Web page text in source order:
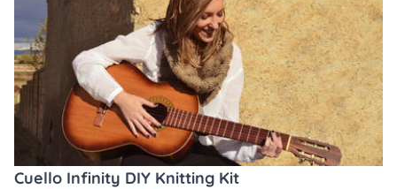
Cuello Infinity DIY Knitting Kit